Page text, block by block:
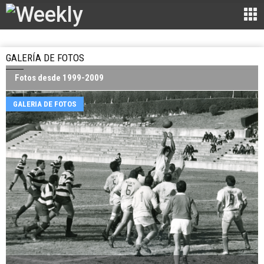
GALERÍA DE FOTOS
Fotos desde 1999-2009
GALERIA DE FOTOS
GALERIA DE FOTOS